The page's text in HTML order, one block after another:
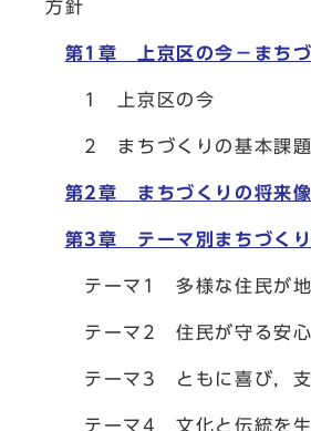
方針
第1章 上京区の今－まち
1 上京区の今
2 まちづくりの基本課題
第2章 まちづくりの将来像
第3章 テーマ別まちづく
テーマ1 多様な住民が地
テーマ2 住民が守る安心
テーマ3 ともに喜び，支
テーマ4 文化と伝統を生